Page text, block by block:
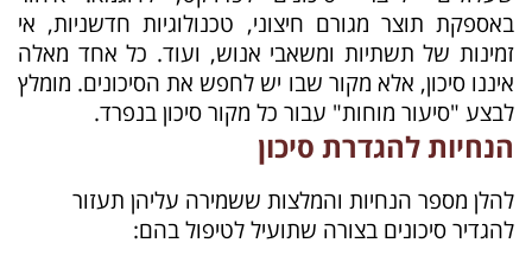
באספקת תוצר מגורם חיצוני, טכנולוגיות חדשניות, אי
זמינות של תשתיות ומשאבי אנוש, ועוד. כל אחד מאלה
איננו סיכון, אלא מקור שבו יש לחפש את הסיכונים. מומלץ
לבצע "סיעור מוחות" עבור כל מקור סיכון בנפרד.
הנחיות להגדרת סיכון
להלן מספר הנחיות והמלצות ששמירה עליהן תעזור
להגדיר סיכונים בצורה שתועיל לטיפול בהם: